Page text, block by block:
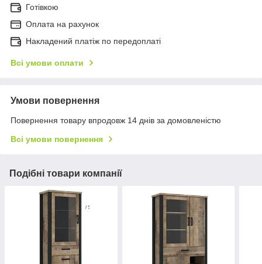
Готівкою
Оплата на рахунок
Накладений платіж по передоплаті
Всі умови оплати
Умови повернення
Повернення товару впродовж 14 днів за домовленістю
Всі умови повернення
Подібні товари компанії